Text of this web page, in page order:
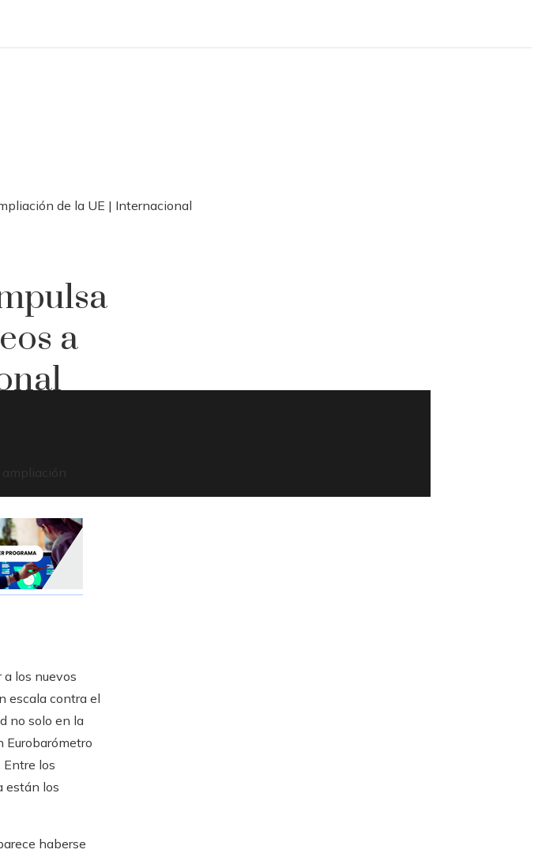
de la UE | Internacional
a
a los nuevos
escala contra el
no solo en la
Eurobarómetro
Entre los
están los
haberse